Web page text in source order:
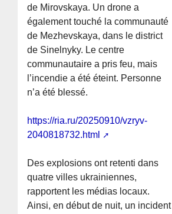
de Mirovskaya. Un drone a
également touché la communauté
de Mezhevskaya, dans le district
de Sinelnyky. Le centre
communautaire a pris feu, mais
l’incendie a été éteint. Personne
n’a été blessé.
https://ria.ru/20250910/vzryv-
2040818732.html
Des explosions ont retenti dans
quatre villes ukrainiennes,
rapportent les médias locaux.
Ainsi, en début de nuit, un incident